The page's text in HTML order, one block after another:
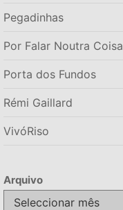
Pegadinhas
Por Falar Noutra Coisa
Porta dos Fundos
Rémi Gaillard
VivóRiso
Arquivo
Arquivo